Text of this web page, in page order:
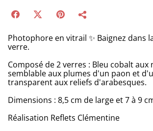
Photophore en vitrail ✨ Baignez dans
verre.
Composé de 2 verres : Bleu cobalt aux
semblable aux plumes d'un paon et
transparent aux reliefs d'arabesques.
Dimensions : 8,5 cm de large et 7 à 9
Réalisation Reflets Clémentine